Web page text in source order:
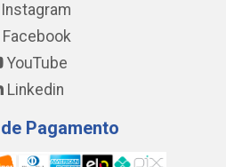
YouTube
Linkedin
Pagamento